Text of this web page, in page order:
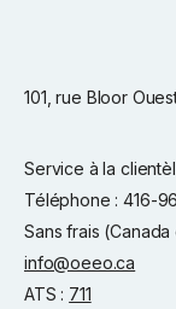
101, rue Bloor
Service à la
Téléphone : 416-
Sans frais
info@oeeo.ca
ATS : 711